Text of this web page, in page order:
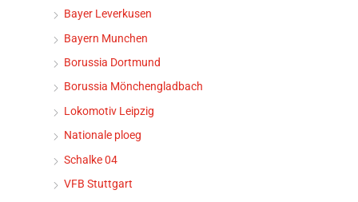
Bayer Leverkusen
Bayern Munchen
Borussia Dortmund
Borussia Mönchengladbach
Lokomotiv Leipzig
Nationale ploeg
Schalke 04
VFB Stuttgart